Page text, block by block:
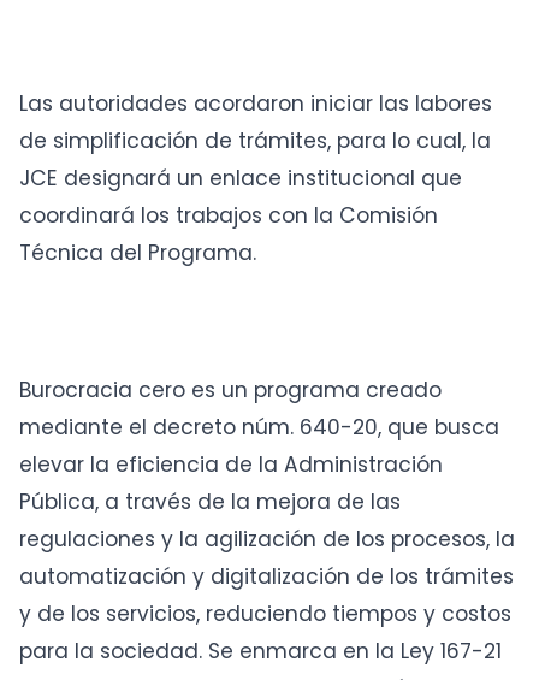
Las autoridades acordaron iniciar las labores
de simplificación de trámites, para lo cual, la
JCE designará un enlace institucional que
coordinará los trabajos con la Comisión
Técnica del Programa.
Burocracia cero es un programa creado
mediante el decreto núm. 640-20, que busca
elevar la eficiencia de la Administración
Pública, a través de la mejora de las
regulaciones y la agilización de los procesos, la
automatización y digitalización de los trámites
y de los servicios, reduciendo tiempos y costos
para la sociedad. Se enmarca en la Ley 167-21